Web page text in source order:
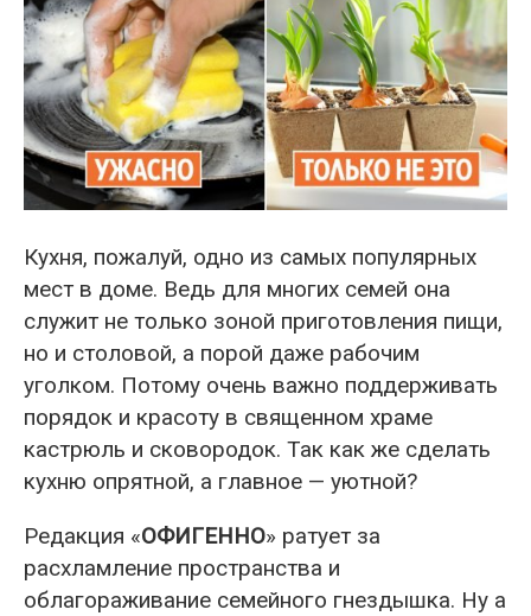
Кухня, пожалуй, одно из самых популярных
мест в доме. Ведь для многих семей она
служит не только зоной приготовления пищи,
но и столовой, а порой даже рабочим
уголком. Потому очень важно поддерживать
порядок и красоту в священном храме
кастрюль и сковородок. Так как же сделать
кухню опрятной, а главное — уютной?
Редакция «ОФИГЕННО» ратует за
расхламление пространства и
облагораживание семейного гнездышка. Ну а